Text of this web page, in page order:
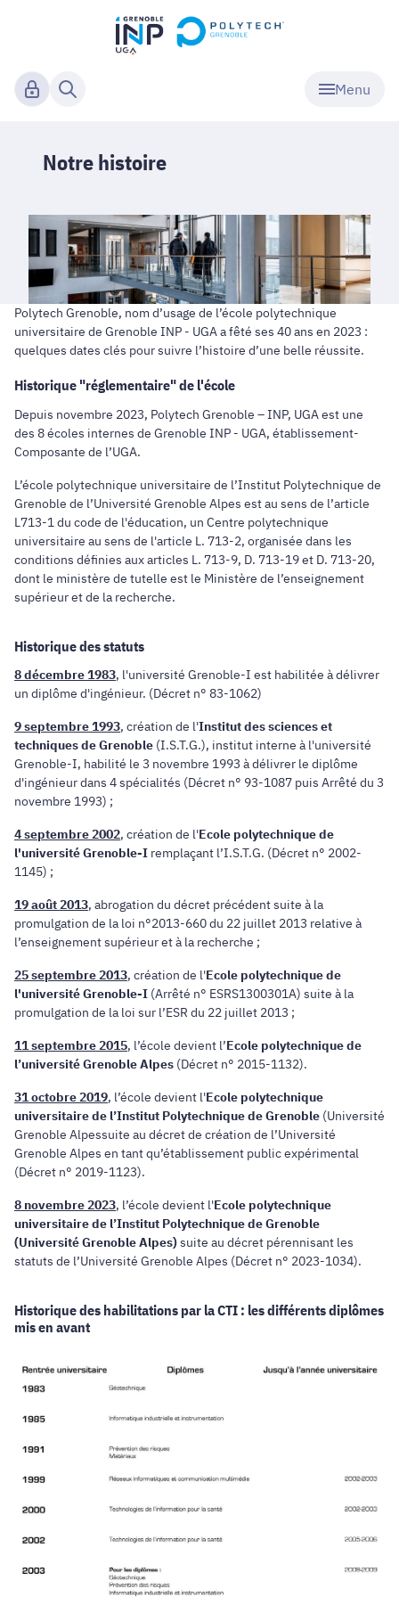
Menu
Notre histoire
Polytech Grenoble, nom d’usage de l’école polytechnique
universitaire de Grenoble INP - UGA a fêté ses 40 ans en 2023 :
quelques dates clés pour suivre l’histoire d’une belle réussite.
Historique "réglementaire" de l'école
Depuis novembre 2023, Polytech Grenoble – INP, UGA est une
des 8 écoles internes de Grenoble INP - UGA, établissement-
Composante de l’UGA.
L’école polytechnique universitaire de l’Institut Polytechnique de
Grenoble de l’Université Grenoble Alpes est au sens de l’article
L713-1 du code de l'éducation, un Centre polytechnique
universitaire au sens de l'article L. 713-2, organisée dans les
conditions définies aux articles L. 713-9, D. 713-19 et D. 713-20,
dont le ministère de tutelle est le Ministère de l’enseignement
supérieur et de la recherche.
Historique des statuts
8 décembre 1983, l'université Grenoble-I est habilitée à délivrer
un diplôme d'ingénieur. (Décret n° 83-1062)
9 septembre 1993, création de l'Institut des sciences et
techniques de Grenoble (I.S.T.G.), institut interne à l'université
Grenoble-I, habilité le 3 novembre 1993 à délivrer le diplôme
d'ingénieur dans 4 spécialités (Décret n° 93-1087 puis Arrêté du 3
novembre 1993) ;
4 septembre 2002, création de l'Ecole polytechnique de
l'université Grenoble-I remplaçant l’I.S.T.G. (Décret n° 2002-
1145) ;
19 août 2013, abrogation du décret précédent suite à la
promulgation de la loi n°2013-660 du 22 juillet 2013 relative à
l’enseignement supérieur et à la recherche ;
25 septembre 2013, création de l'Ecole polytechnique de
l'université Grenoble-I (Arrêté n° ESRS1300301A) suite à la
promulgation de la loi sur l’ESR du 22 juillet 2013 ;
11 septembre 2015, l’école devient l’Ecole polytechnique de
l’université Grenoble Alpes (Décret n° 2015-1132).
31 octobre 2019, l’école devient l'Ecole polytechnique
universitaire de l’Institut Polytechnique de Grenoble (Université
Grenoble Alpessuite au décret de création de l’Université
Grenoble Alpes en tant qu’établissement public expérimental
(Décret n° 2019-1123).
8 novembre 2023, l’école devient l'Ecole polytechnique
universitaire de l’Institut Polytechnique de Grenoble
(Université Grenoble Alpes)suite au décret pérennisant les
statuts de l’Université Grenoble Alpes (Décret n° 2023-1034).
Historique des habilitations par la CTI : les différents diplômes
mis en avant